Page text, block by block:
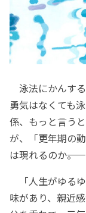
泳法にかんす
勇気はなくても
係、もっと言う
が、「更年期の
は現れるのか――。
「人生がゆる
味があり、親近